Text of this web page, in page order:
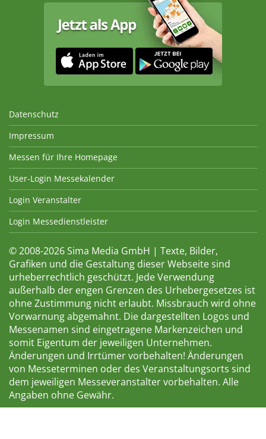
Datenschutz
Impressum
Messen für Ihre Homepage
User-Login Messekalender
Login Veranstalter
Login Messedienstleister
© 2008-2026 Sima Media GmbH | Texte, Bilder,
Grafiken und die Gestaltung dieser Webseite sind
urheberrechtlich geschützt. Jede Verwendung
außerhalb der engen Grenzen des Urhebergesetzes ist
ohne Zustimmung nicht erlaubt. Missbrauch wird ohne
Vorwarnung abgemahnt. Die dargestellten Logos und
Messenamen sind eingetragene Markenzeichen und
somit Eigentum der jeweiligen Unternehmen.
Änderungen und Irrtümer vorbehalten! Änderungen
von Messeterminen oder des Veranstaltungsorts sind
dem jeweiligen Messeveranstalter vorbehalten. Alle
Angaben ohne Gewähr.